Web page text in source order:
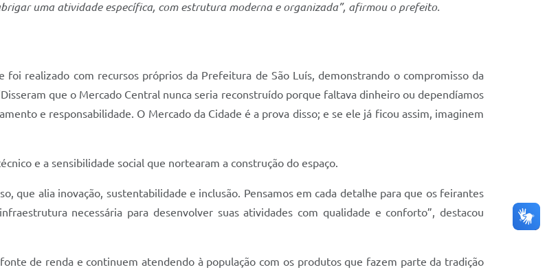
uma atividade específica, com estrutura moderna e organizada”, afirmou o prefeito.
realizado com recursos próprios da Prefeitura de São Luís, demonstrando o compromisso da
que o Mercado Central nunca seria reconstruído porque faltava dinheiro ou dependíamos
e responsabilidade. O Mercado da Cidade é a prova disso; e se ele já ficou assim, imaginem
e a sensibilidade social que nortearam a construção do espaço.
que alia inovação, sustentabilidade e inclusão. Pensamos em cada detalhe para que os feirantes
necessária para desenvolver suas atividades com qualidade e conforto”, destacou
de renda e continuem atendendo à população com os produtos que fazem parte da tradição